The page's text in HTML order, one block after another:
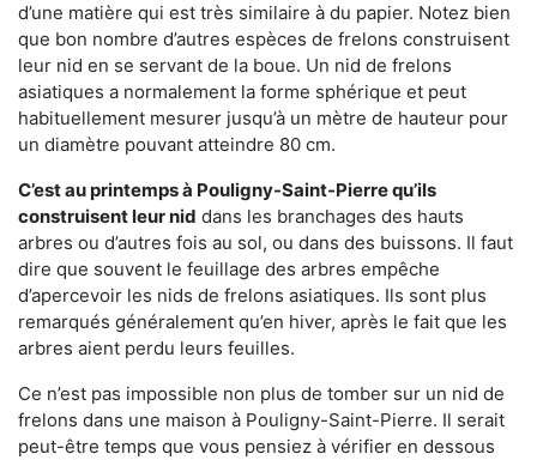
d’une matière qui est très similaire à du papier. Notez bien
que bon nombre d’autres espèces de frelons construisent
leur nid en se servant de la boue. Un nid de frelons
asiatiques a normalement la forme sphérique et peut
habituellement mesurer jusqu’à un mètre de hauteur pour
un diamètre pouvant atteindre 80 cm.
C’est au printemps à Pouligny-Saint-Pierre qu’ils
construisent leur nid dans les branchages des hauts
arbres ou d’autres fois au sol, ou dans des buissons. Il faut
dire que souvent le feuillage des arbres empêche
d’apercevoir les nids de frelons asiatiques. Ils sont plus
remarqués généralement qu’en hiver, après le fait que les
arbres aient perdu leurs feuilles.
Ce n’est pas impossible non plus de tomber sur un nid de
frelons dans une maison à Pouligny-Saint-Pierre. Il serait
peut-être temps que vous pensiez à vérifier en dessous